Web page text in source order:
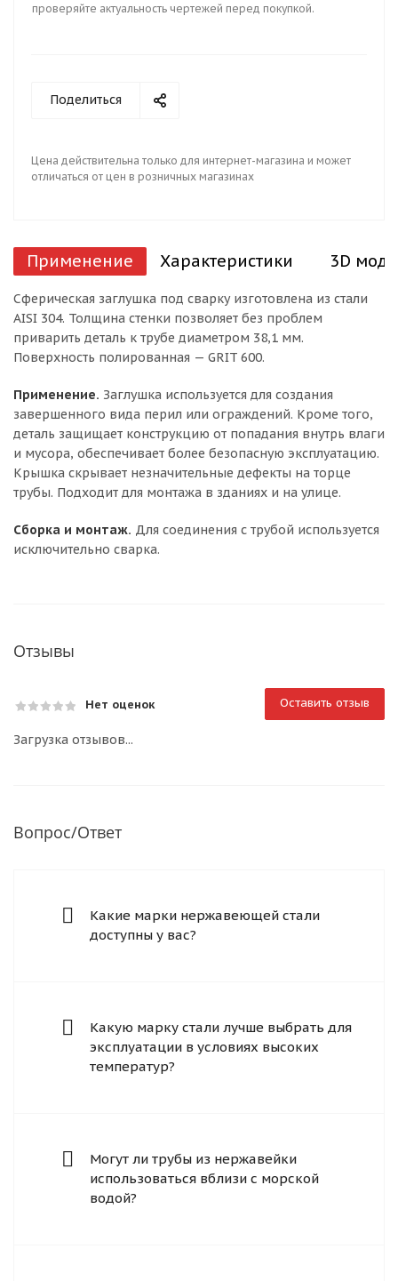
проверяйте актуальность чертежей перед покупкой.
Поделиться
Цена действительна только для интернет-магазина и может
отличаться от цен в розничных магазинах
Применение Характеристики 3D
Сферическая заглушка под сварку изготовлена из стали
AISI 304. Толщина стенки позволяет без проблем
приварить деталь к трубе диаметром 38,1 мм.
Поверхность полированная — GRIT 600.
Применение. Заглушка используется для создания
завершенного вида перил или ограждений. Кроме того,
деталь защищает конструкцию от попадания внутрь влаги
и мусора, обеспечивает более безопасную эксплуатацию.
Крышка скрывает незначительные дефекты на торце
трубы. Подходит для монтажа в зданиях и на улице.
Сборка и монтаж. Для соединения с трубой используется
исключительно сварка.
Отзывы
Нет оценок Оставить отзыв
Загрузка отзывов...
Вопрос/Ответ
Какие марки нержавеющей стали
доступны у вас?
Какую марку стали лучше выбрать для
эксплуатации в условиях высоких
температур?
Могут ли трубы из нержавейки
использоваться вблизи с морской
водой?